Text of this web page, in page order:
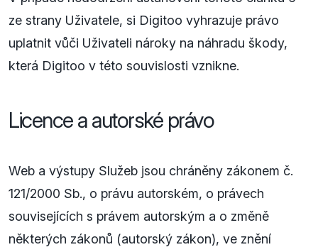
ze strany Uživatele, si Digitoo vyhrazuje právo
uplatnit vůči Uživateli nároky na náhradu škody,
která Digitoo v této souvislosti vznikne.
Licence a autorské právo
Web a výstupy Služeb jsou chráněny zákonem č.
121/2000 Sb., o právu autorském, o právech
souvisejících s právem autorským a o změně
některých zákonů (autorský zákon), ve znění